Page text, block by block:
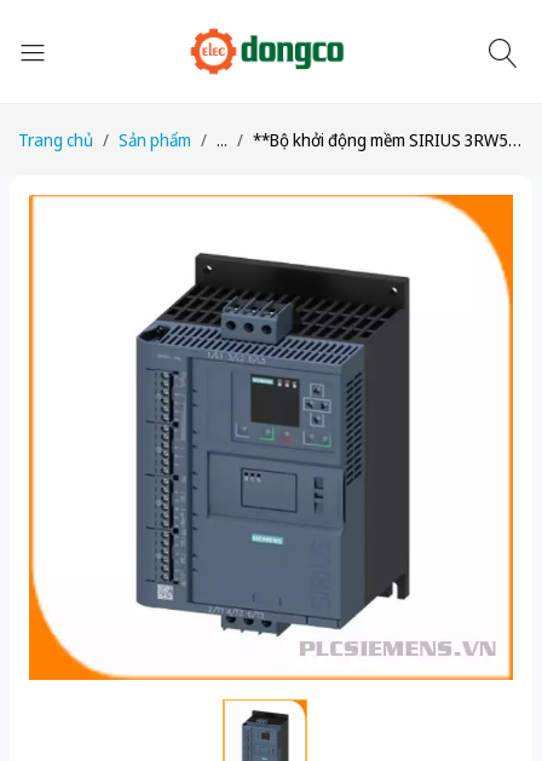
Trang chủ Sản phẩm ... **Bộ khởi động mềm SIRIUS 3RW5558-6HA16 200-690V, 1280A, đầu vít**